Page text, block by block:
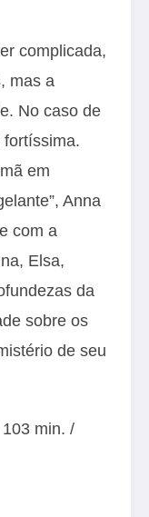
complicada,
mas a
No caso de
fortíssima.
em
Anna
com a
Elsa,
da
sobre os
de seu
min. /